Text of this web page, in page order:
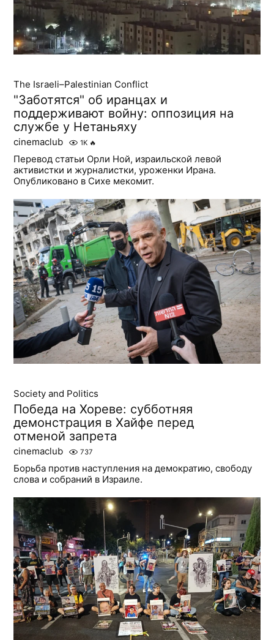
The Israeli–Palestinian Conflict
"Заботятся" об иранцах и
поддерживают войну: оппозиция на
службе у Нетаньяху
cinemaclub 1K 🔥
Перевод статьи Орли Ной, израильской левой
активистки и журналистки, уроженки Ирана.
Опубликовано в Сихе мекомит.
Society and Politics
Победа на Хореве: субботняя
демонстрация в Хайфе перед
отменой запрета
cinemaclub 737
Борьба против наступления на демократию, свободу
слова и собраний в Израиле.